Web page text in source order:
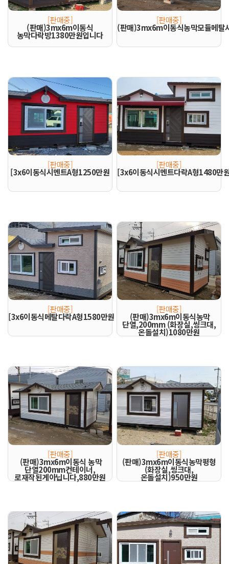
[판매중]
(판매)3mx6m이동식
농막다락방1380만원입니다
[판매중]
(판매)3mx6m이동식농막모듈메탈
[판매중]
[3x6이동식시멘트A형1250만원
[판매중]
[3x6이동식시멘트다락A형1480만
[판매중]
[3x6이동식메탈다락A형1580만원
[판매중]
(판매)3mx6m이동식농막
단열,200mm (화장실,씽크대,
온돌설치)1080만원
[판매중]
(판매)3mx6m이동식 농막
단열200mm컨테이너,
로재작된게아닙니다,880만원
[판매중]
(판매)3mx6m이동식농막평형
(화장실,씽크대,
온돌설치)950만원